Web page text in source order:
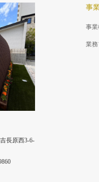
事
事
業
長原西3-6-